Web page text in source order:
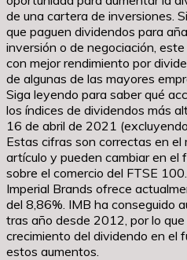
de una cartera de inversiones.
que paguen dividendos para
inversión o de negociación,
con mejor rendimiento por
de algunas de las mayores
Siga leyendo para saber qué
los índices de dividendos más
16 de abril de 2021
Estas cifras son correctas en
artículo y pueden cambiar en el
sobre el comercio del FTSE 100.
Imperial Brands ofrece
del 8,86%. IMB ha conseguido
tras año desde 2012, por lo
crecimiento del dividendo en el
estos aumentos.